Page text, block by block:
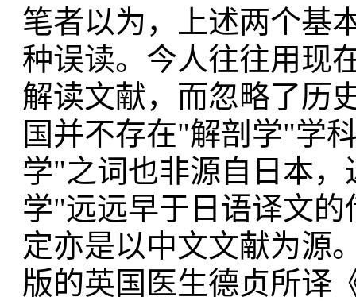
笔者以为，上述两个基
种误读。今人往往用现
解读文献，而忽略了历
国并不存在"解剖学"学
学"之词也非源自日本
学"远远早于日语译文
定亦是以中文文献为源
版的英国医生德贞所译